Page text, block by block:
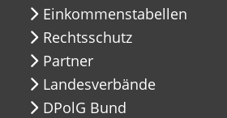
Einkommenstabellen
Rechtsschutz
Partner
Landesverbände
DPolG Bund